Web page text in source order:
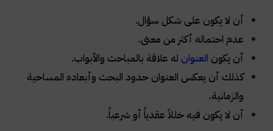
أن لا يكون على شكل سؤال.
عدم احتماله أكثر من معنى.
أن يكون العنوان له علاقة بالمباحث والأبواب.
كذلك أن يعكس العنوان حدود البحث وأبعاده المساحية
والزمانية.
أن لا يكون فيه خللاً عقدياً أو شرعياً.